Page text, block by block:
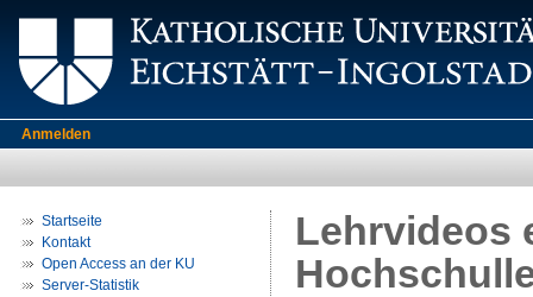
Anmelden
Startseite
Kontakt
Open Access an der KU
Server-Statistik
Lehrvideos